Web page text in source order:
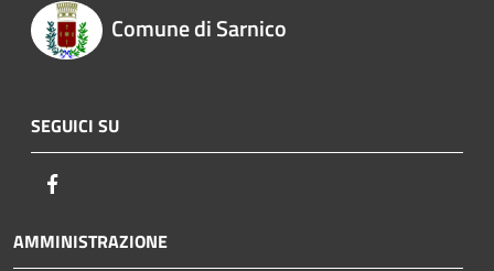
Comune di Sarnico
SEGUICI SU
AMMINISTRAZIONE